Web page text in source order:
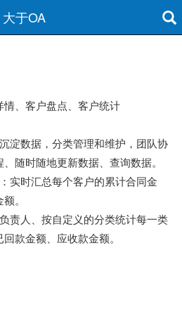
大于OA
、客户盘点、客户统计
淀数据，分类管理和维护，团队协
随时随地更新数据、查询数据。
实时汇总每个客户的累计合同金
。
责人、按自定义的分类统计每一类
款金额、应收款金额。